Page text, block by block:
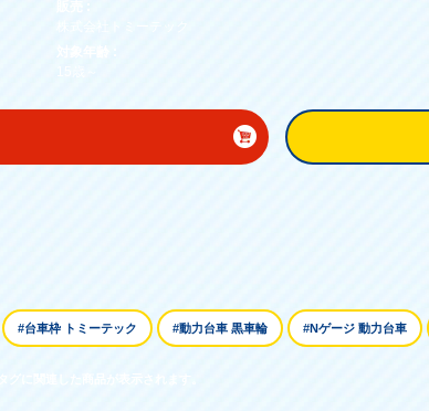
#台車枠 トミーテック #動力台車 黒車輪 #Nゲージ 動力台車